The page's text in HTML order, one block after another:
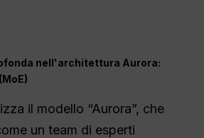
nell'architettura Aurora:
il modello “Aurora”, che
un team di esperti